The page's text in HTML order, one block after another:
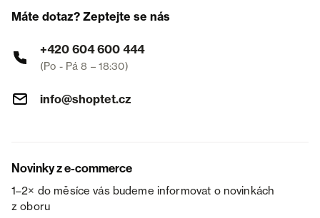
Máte dotaz? Zeptejte se nás
+420 604 600 444
(Po - Pá 8 – 18:30)
info@shoptet.cz
Novinky z e-commerce
1–2× do měsíce vás budeme informovat o novinkách
z oboru